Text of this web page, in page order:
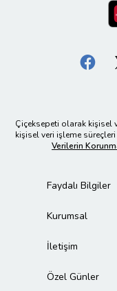
Çiçeksepeti olarak kişisel
kişisel veri işleme
Verilerin
Faydalı Bilgiler
Kurumsal
İletişim
Özel Günler